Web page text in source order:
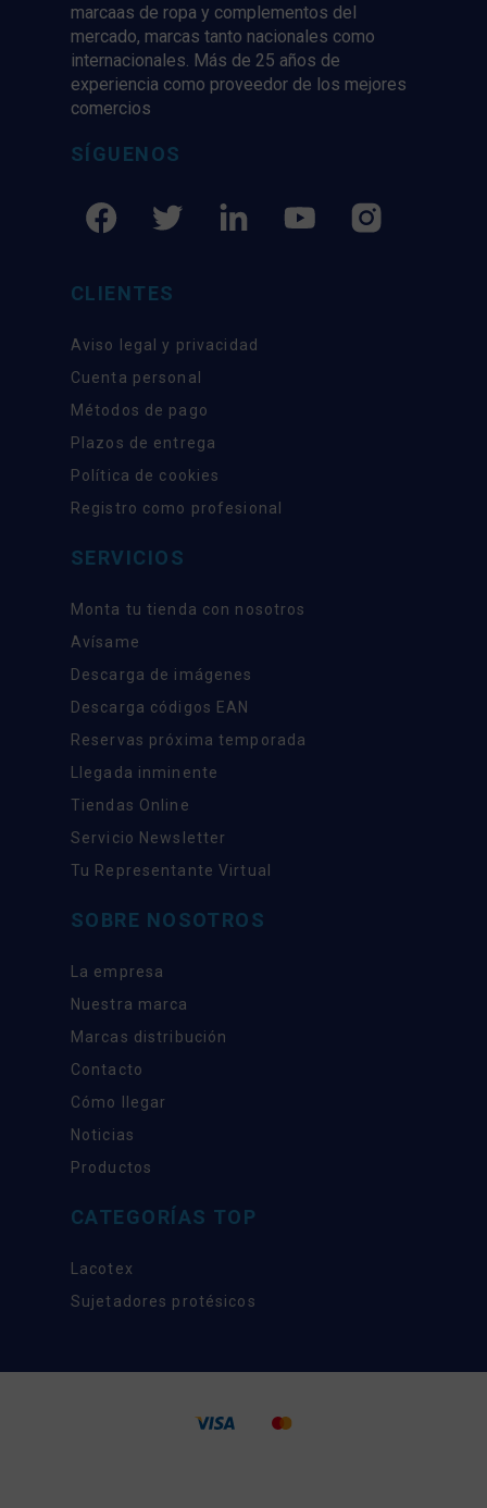
marcaas de ropa y complementos del
mercado, marcas tanto nacionales como
internacionales. Más de 25 años de
experiencia como proveedor de los mejores
comercios
SÍGUENOS
CLIENTES
Aviso legal y privacidad
Cuenta personal
Métodos de pago
Plazos de entrega
Política de cookies
Registro como profesional
SERVICIOS
Monta tu tienda con nosotros
Avísame
Descarga de imágenes
Descarga códigos EAN
Reservas próxima temporada
Llegada inminente
Tiendas Online
Servicio Newsletter
Tu Representante Virtual
SOBRE NOSOTROS
La empresa
Nuestra marca
Marcas distribución
Contacto
Cómo llegar
Noticias
Productos
CATEGORÍAS TOP
Lacotex
Sujetadores protésicos